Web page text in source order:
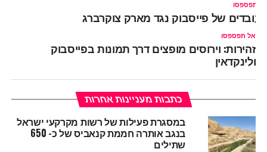
תפספסו
של פייסבוק נגד מארק צוקרברג
אל תפספסו
זהירות: וירוסים מופצים דרך תמונות בפייסבוק
ולינקדאין
כתבות מעניינות אחרות
במסגרת פעילות של רשות מקרקעי ישראל
בנגב אותרה חממת קנאביס של כ- 650
שתילים